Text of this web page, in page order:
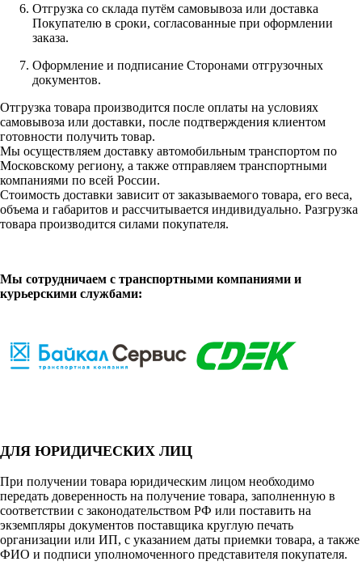
Отгрузка со склада путём самовывоза или доставка
Покупателю в сроки, согласованные при оформлении
заказа.
Оформление и подписание Сторонами отгрузочных
документов.
Отгрузка товара производится после оплаты на условиях
самовывоза или доставки, после подтверждения клиентом
готовности получить товар.
Мы осуществляем доставку автомобильным транспортом по
Московскому региону, а также отправляем транспортными
компаниями по всей России.
Стоимость доставки зависит от заказываемого товара, его веса,
объема и габаритов и рассчитывается индивидуально. Разгрузка
товара производится силами покупателя.
Мы сотрудничаем с транспортными компаниями и
курьерскими службами:
ДЛЯ ЮРИДИЧЕСКИХ ЛИЦ
При получении товара юридическим лицом необходимо
передать доверенность на получение товара, заполненную в
соответствии с законодательством РФ или поставить на
экземпляры документов поставщика круглую печать
организации или ИП, с указанием даты приемки товара, а также
ФИО и подписи уполномоченного представителя покупателя.